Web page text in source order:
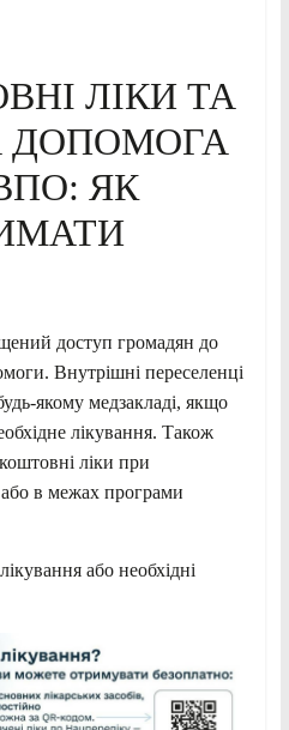
ЛІКИ ТА
ДОПОМОГА
ЯК
доступ громадян до
Внутрішні переселенці
якому медзакладі, якщо
лікування. Також
ліки при
або в межах програми
або необхідні